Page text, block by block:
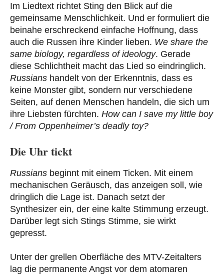
Im Liedtext richtet Sting den Blick auf die
gemeinsame Menschlichkeit. Und er formuliert die
beinahe erschreckend einfache Hoffnung, dass
auch die Russen ihre Kinder lieben. We share the
same biology, regardless of ideology. Gerade
diese Schlichtheit macht das Lied so eindringlich.
Russians handelt von der Erkenntnis, dass es
keine Monster gibt, sondern nur verschiedene
Seiten, auf denen Menschen handeln, die sich um
ihre Liebsten fürchten. How can I save my little boy
/ From Oppenheimer’s deadly toy?
Die Uhr tickt
Russians beginnt mit einem Ticken. Mit einem
mechanischen Geräusch, das anzeigen soll, wie
dringlich die Lage ist. Danach setzt der
Synthesizer ein, der eine kalte Stimmung erzeugt.
Darüber legt sich Stings Stimme, sie wirkt
gepresst.
Unter der grellen Oberfläche des MTV-Zeitalters
lag die permanente Angst vor dem atomaren